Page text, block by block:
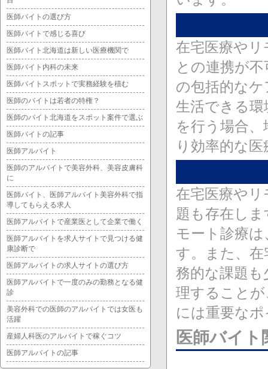
在宅医療や
との連携が
の包括的な
生活できる
を行う場合
り効率的な
在宅医療や
題も存在し
モート診療
す。また、
務的な課題
理すること
には重要な
医師バイト
医師バイトの選び方
医師バイトで感じる喜び
医師バイト北海道は新しい医療機関で
医師バイト内科の未来
医師バイトスポットで実務経験を積む
医師のバイトは若者の特権？
医師のバイト北海道をスポット案件で選ぶ
医師バイトの記事
医師アルバイト
医師のアルバイトで美容外科、美容皮膚科
に
医師バイト、医師アルバイト美容外科で指
導してもらえる求人
医師アルバイトで産業医として企業で働く
医師アルバイトを求人サイトで見つける健
康診断で
医師アルバイトの求人サイトの選び方
医師アルバイトで一度のみの勤務となる健
診
美容外科での医師のアルバイトでは女医も
活躍
産婦人科医のアルバイトで稼ぐコツ
医師アルバイトの記事